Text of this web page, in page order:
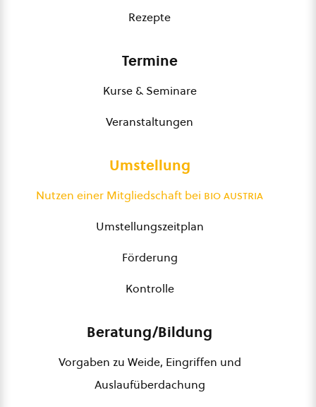
Rezepte
Termine
Kurse & Seminare
Veranstaltungen
Umstellung
Nutzen einer Mitgliedschaft bei bio austria
Umstellungszeitplan
Förderung
Kontrolle
Beratung/Bildung
Vorgaben zu Weide, Eingriffen und
Auslaufüberdachung